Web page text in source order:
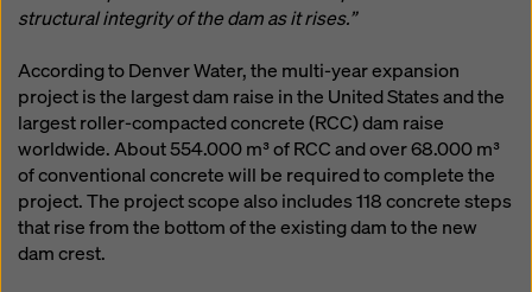
structural integrity of the dam as it rises.”
According to Denver Water, the multi-year expansion
project is the largest dam raise in the United States and the
largest roller-compacted concrete (RCC) dam raise
worldwide. About 554.000 m³ of RCC and over 68.000 m³
of conventional concrete will be required to complete the
project. The project scope also includes 118 concrete steps
that rise from the bottom of the existing dam to the new
dam crest.